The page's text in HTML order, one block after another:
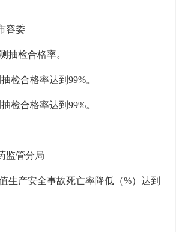
容委
抽检合格率。
检合格率达到99%。
检合格率达到99%。
监管分局
生产安全事故死亡率降低（%）达到